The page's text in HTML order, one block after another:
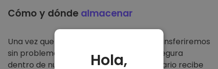
Cómo y dónde almacenar
Una vez que compre en
, lo transferiremos
sin problemas a su cartera dedicada y segura
dentro de nuestra plataforma. Cada usuario recibe
Hola,